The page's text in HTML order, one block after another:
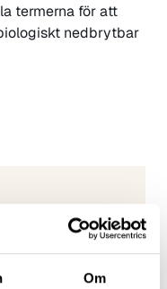
Om
termerna för att
nedbrytbar
ANNAT